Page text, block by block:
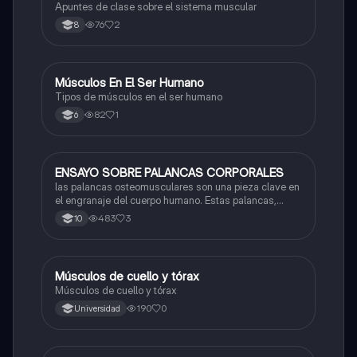
Apuntes de clase sobre el sistema muscular
8 76 2
Biologia
Músculos En El Ser Humano
Tipos de músculos en el ser humano
6 82 1
Biologia
ENSAYO SOBRE PALANCAS CORPORALES
las palancas osteomusculares son una pieza clave en
el engranaje del cuerpo humano. Estas palancas,
formadas por una combinación perfecta de huesos,
músculos y articulaciones, permiten la generación y
10 483 3
Biologia
Músculos de cuello y tórax
Músculos de cuello y tórax
Universidad 190 0